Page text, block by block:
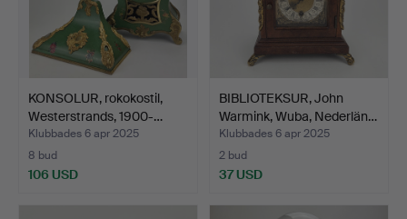
KONSOLUR, rokokostil,
Westerstrands, 1900-…
Klubbades 6 apr 2025
8 bud
106 USD
BIBLIOTEKSUR, John
Warmink, Wuba, Nederlän…
Klubbades 6 apr 2025
2 bud
37 USD